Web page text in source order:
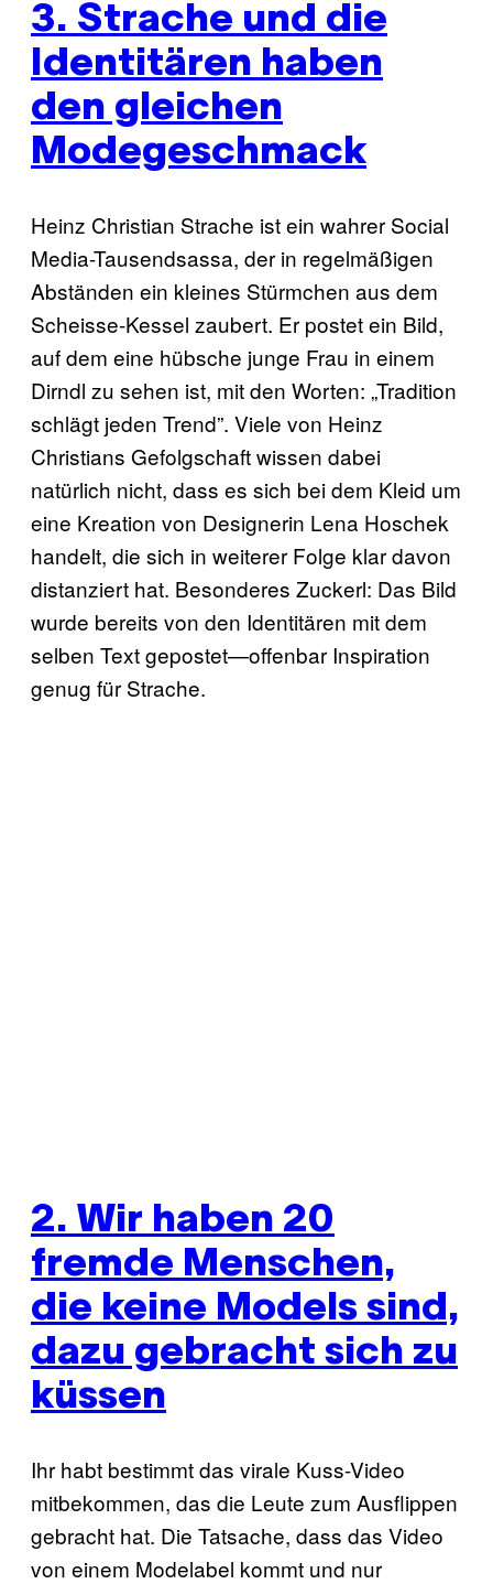
3. Strache und die
Identitären haben
den gleichen
Modegeschmack
Heinz Christian Strache ist ein wahrer Social
Media-Tausendsassa, der in regelmäßigen
Abständen ein kleines Stürmchen aus dem
Scheisse-Kessel zaubert. Er postet ein Bild,
auf dem eine hübsche junge Frau in einem
Dirndl zu sehen ist, mit den Worten: „Tradition
schlägt jeden Trend”. Viele von Heinz
Christians Gefolgschaft wissen dabei
natürlich nicht, dass es sich bei dem Kleid um
eine Kreation von Designerin Lena Hoschek
handelt, die sich in weiterer Folge klar davon
distanziert hat. Besonderes Zuckerl: Das Bild
wurde bereits von den Identitären mit dem
selben Text gepostet—offenbar Inspiration
genug für Strache.
2. Wir haben 20
fremde Menschen,
die keine Models sind,
dazu gebracht sich zu
küssen
Ihr habt bestimmt das virale Kuss-Video
mitbekommen, das die Leute zum Ausflippen
gebracht hat. Die Tatsache, dass das Video
von einem Modelabel kommt und nur